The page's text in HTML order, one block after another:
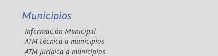
Municipios
Información Municipal
ATM técnica a municipios
ATM jurídica a municipios